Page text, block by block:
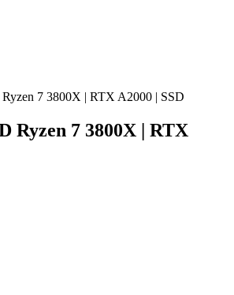
7 3800X | RTX A2000 | SSD
Ryzen 7 3800X | RTX